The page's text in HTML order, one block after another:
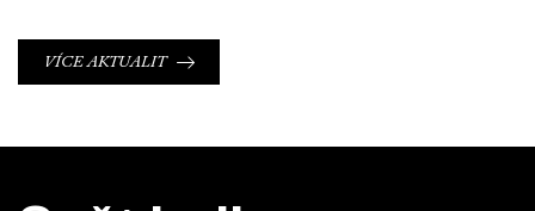
VÍCE AKTUALIT